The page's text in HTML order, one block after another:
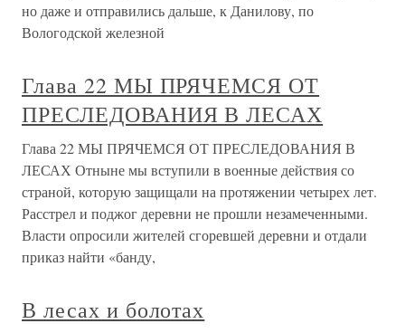
но даже и отправились дальше, к Данилову, по
Вологодской железной
Глава 22 МЫ ПРЯЧЕМСЯ ОТ
ПРЕСЛЕДОВАНИЯ В ЛЕСАХ
Глава 22 МЫ ПРЯЧЕМСЯ ОТ ПРЕСЛЕДОВАНИЯ В
ЛЕСАХ Отныне мы вступили в военные действия со
страной, которую защищали на протяжении четырех лет.
Расстрел и поджог деревни не прошли незамеченными.
Власти опросили жителей сгоревшей деревни и отдали
приказ найти «банду,
В лесах и болотах